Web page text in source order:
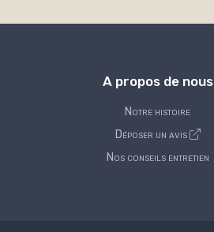
A propos de nous
Notre histoire
Déposer un avis
Nos conseils entretien